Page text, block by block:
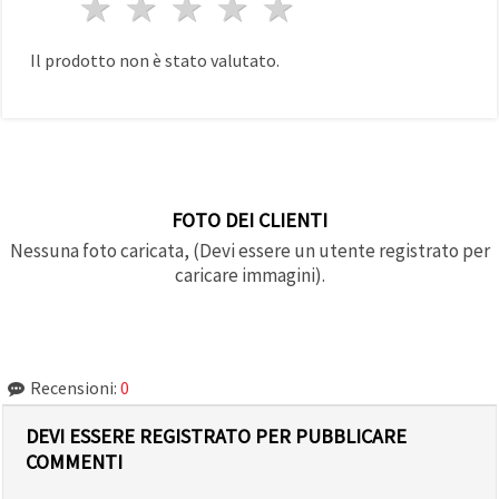
Il prodotto non è stato valutato.
FOTO DEI CLIENTI
Nessuna foto caricata, (Devi essere un utente registrato per
caricare immagini).
Recensioni: 0
DEVI ESSERE REGISTRATO PER PUBBLICARE
COMMENTI